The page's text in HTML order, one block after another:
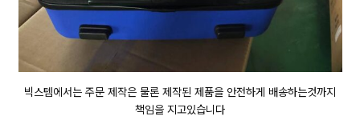
빅스템에서는 주문 제작은 물론 제작된 제품을 안전하게 배송하는것까지
책임을 지고있습니다